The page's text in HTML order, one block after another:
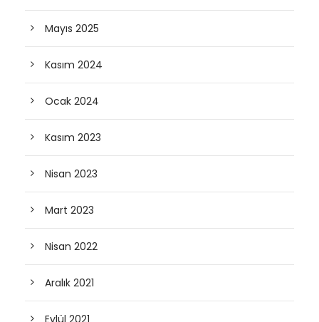
Mayıs 2025
Kasım 2024
Ocak 2024
Kasım 2023
Nisan 2023
Mart 2023
Nisan 2022
Aralık 2021
Eylül 2021